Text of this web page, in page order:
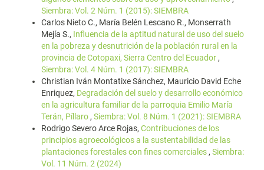
Siembra: Vol. 2 Núm. 1 (2015): SIEMBRA
Carlos Nieto C., María Belén Lescano R., Monserrath
Mejía S., Influencia de la aptitud natural de uso del suelo
en la pobreza y desnutrición de la población rural en la
provincia de Cotopaxi, Sierra Centro del Ecuador ,
Siembra: Vol. 4 Núm. 1 (2017): SIEMBRA
Christian Iván Montatixe Sánchez, Mauricio David Eche
Enriquez, Degradación del suelo y desarrollo económico
en la agricultura familiar de la parroquia Emilio María
Terán, Píllaro , Siembra: Vol. 8 Núm. 1 (2021): SIEMBRA
Rodrigo Severo Arce Rojas, Contribuciones de los
principios agroecológicos a la sustentabilidad de las
plantaciones forestales con fines comerciales , Siembra:
Vol. 11 Núm. 2 (2024)